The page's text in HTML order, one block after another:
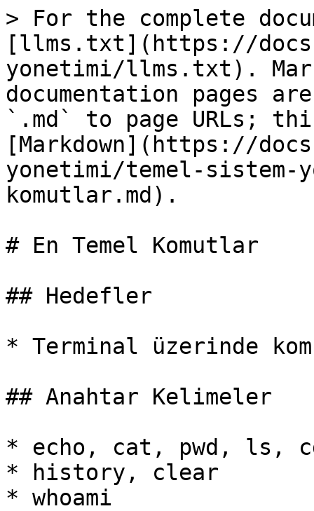
> For the complete
[llms.txt](https://
yonetimi/llms.txt).
documentation pages
`.md` to page URLs;
[Markdown](https://
yonetimi/temel-sistem-
komutlar.md).
# En Temel Komutlar
## Hedefler
* Terminal üzerinde
## Anahtar Kelimeler
* echo, cat, pwd, ls,
* history, clear
* whoami